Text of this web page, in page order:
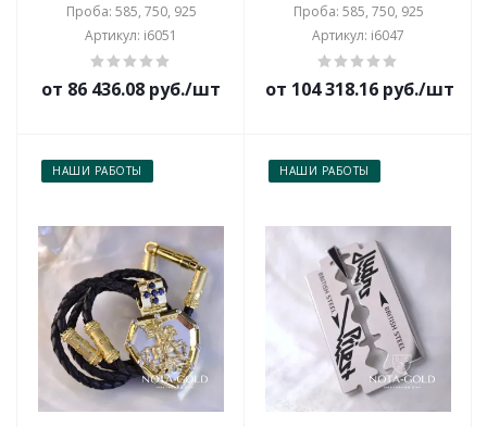
Проба: 585, 750, 925
Артикул: i6051
от 86 436.08 руб./шт
Проба: 585, 750, 925
Артикул: i6047
от 104 318.16 руб./шт
НАШИ РАБОТЫ НАШИ РАБОТЫ